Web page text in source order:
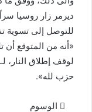
ديرمر زار روسيا
للتوصل إلى تسوية
«أنه من المتوقع
لوقف إطلاق النار،
حزب لله».
الوسوم